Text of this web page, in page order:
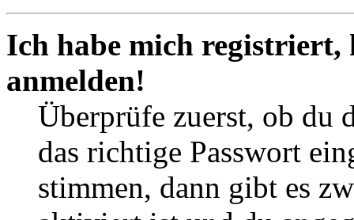
Ich habe mich
anmelden!
Überprüfe zuerst, ob du
das richtige Passwort
stimmen, dann gibt es